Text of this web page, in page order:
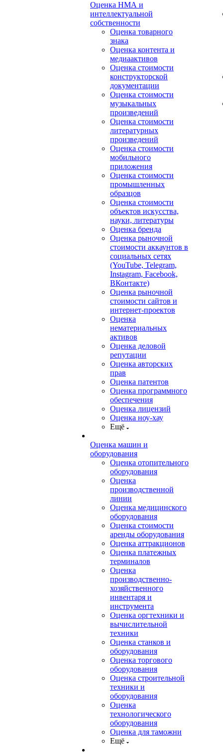
Оценка НМА и
интеллектуальной
собственности
Оценка товарного
знака
Оценка контента и
медиаактивов
Оценка стоимости
конструкторской
документации
Оценка стоимости
музыкальных
произведений
Оценка стоимости
литературных
произведений
Оценка стоимости
мобильного
приложения
Оценка стоимости
промышленных
образцов
Оценка стоимости
объектов искусства,
науки, литературы
Оценка бренда
Оценка рыночной
стоимости аккаунтов в
социальных сетях
(YouTube, Telegram,
Instagram, Facebook,
ВКонтакте)
Оценка рыночной
стоимости сайтов и
интернет-проектов
Оценка
нематериальных
активов
Оценка деловой
репутации
Оценка авторских
прав
Оценка патентов
Оценка программного
обеспечения
Оценка лицензий
Оценка ноу-хау
Ещё
Оценка машин и
оборудования
Оценка отопительного
оборудования
Оценка
производственной
линии
Оценка медицинского
оборудования
Оценка стоимости
аренды оборудования
Оценка аттракционов
Оценка платежных
терминалов
Оценка
производственно-
хозяйственного
инвентаря и
инструмента
Оценка оргтехники и
вычислительной
техники
Оценка станков и
оборудования
Оценка торгового
оборудования
Оценка строительной
техники и
оборудования
Оценка
технологического
оборудования
Оценка для таможни
Ещё